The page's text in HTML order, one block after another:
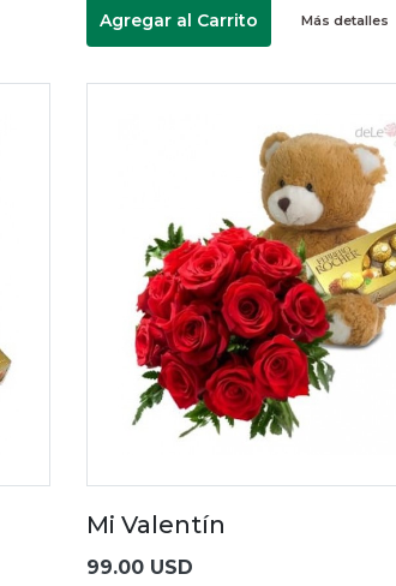
Agregar al Carrito Más detalles
Mi Valentín
99.00 USD